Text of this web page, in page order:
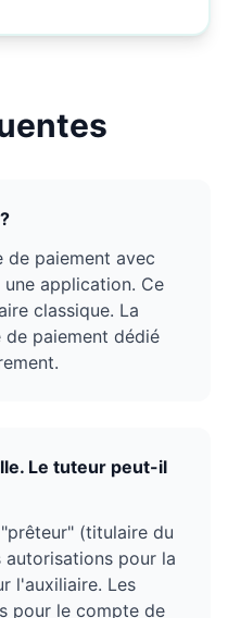
de paiement avec
application. Ce
classique. La
paiement dédié
Le tuteur peut-il
(titulaire du
pour la
l'auxiliaire. Les
pour le compte de